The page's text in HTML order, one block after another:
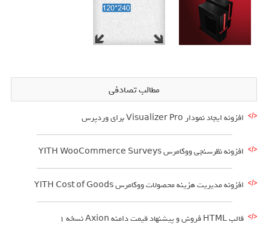
مطالب تصادفی
افزونه ایجاد نمودار Visualizer Pro برای وردپرس
افزونه نظرسنجی ووکامرس YITH WooCommerce Surveys
افزونه مدیریت هزینه محصولات ووکامرس YITH Cost of Goods
قالب HTML فروش و پیشنهاد قیمت دامنه Axion نسخه 1